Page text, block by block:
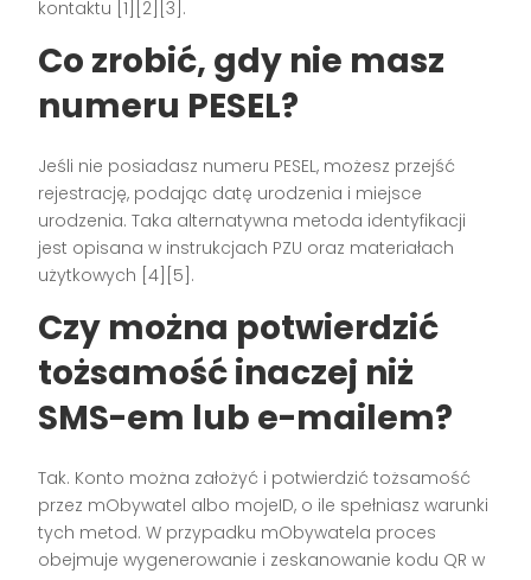
kontaktu [1][2][3].
Co zrobić, gdy nie masz
numeru PESEL?
Jeśli nie posiadasz numeru PESEL, możesz przejść
rejestrację, podając datę urodzenia i miejsce
urodzenia. Taka alternatywna metoda identyfikacji
jest opisana w instrukcjach PZU oraz materiałach
użytkowych [4][5].
Czy można potwierdzić
tożsamość inaczej niż
SMS-em lub e-mailem?
Tak. Konto można założyć i potwierdzić tożsamość
przez mObywatel albo mojeID, o ile spełniasz warunki
tych metod. W przypadku mObywatela proces
obejmuje wygenerowanie i zeskanowanie kodu QR w